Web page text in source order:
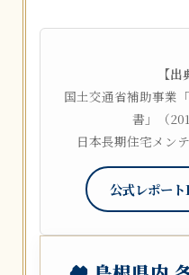
【
国土交通省補助事業
書」（
日本長期住宅メン
公式レポー